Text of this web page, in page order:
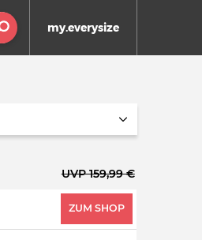
my.everysize
UVP 159,99 €
ZUM SHOP